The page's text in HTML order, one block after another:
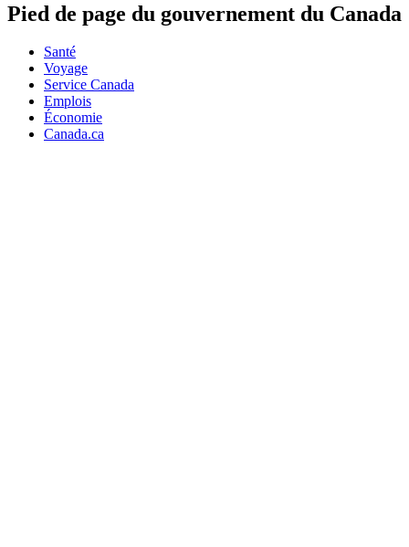
Pied de page du gouvernement du Canada
Santé
Voyage
Service Canada
Emplois
Économie
Canada.ca